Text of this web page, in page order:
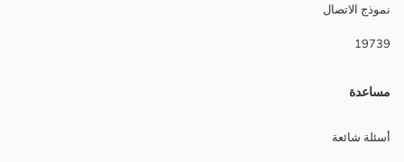
نموذج الاتصال
19739
مساعدة
أسئلة شائعة